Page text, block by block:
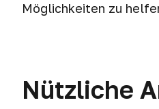
Möglichkeiten zu
Nützliche